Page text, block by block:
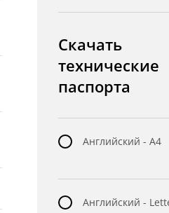
Скачать
технические
паспорта
Английский - A4
Английский -